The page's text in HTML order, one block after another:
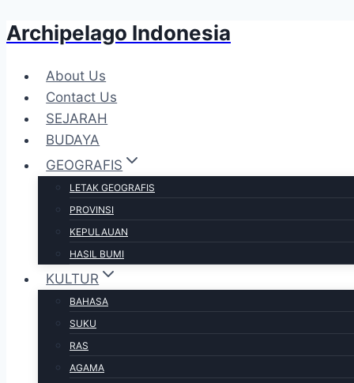
Skip
content
Archipelago Indonesia
About Us
Contact Us
SEJARAH
BUDAYA
GEOGRAFIS
LETAK GEOGRAFIS
PROVINSI
KEPULAUAN
HASIL BUMI
KULTUR
BAHASA
SUKU
RAS
AGAMA